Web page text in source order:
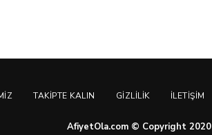
TAKIPTE KALIN GIZLILIK İLETIŞIM
AfiyetOla.com © Copyright 2020